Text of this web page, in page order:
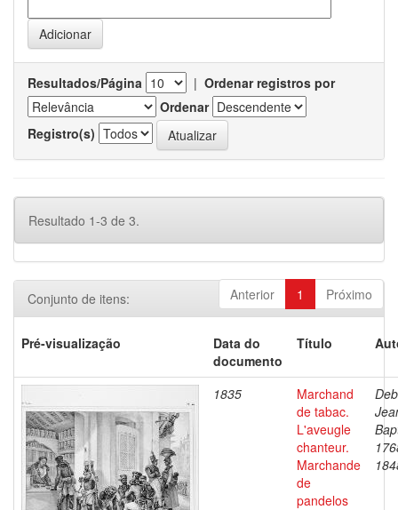
Resultados/Página | Ordenar registros por
Ordenar
Registro(s)
Resultado 1-3 de 3.
Anterior 1 Próximo
Conjunto de itens:
Pré-visualização
Data do
documento
Título
1835
Marchand
de tabac.
L'aveugle
chanteur.
Marchande
de
pandelos